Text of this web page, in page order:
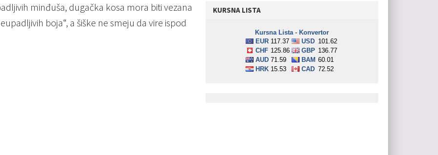
minđuša, dugačka kosa mora biti vezana
boja“, a šiške ne smeju da vire ispod
KURSNA LISTA